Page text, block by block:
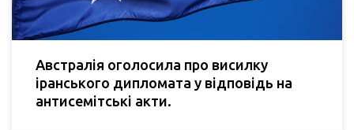
Австралія оголосила про висилку
іранського дипломата у відповідь на
антисемітські акти.